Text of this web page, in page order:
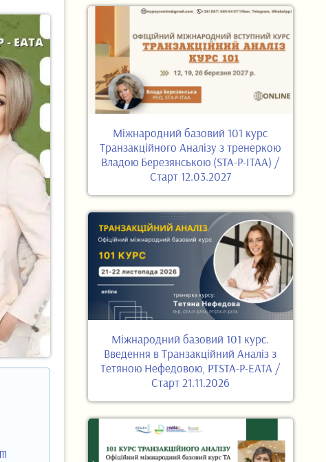
Міжнародний базовий 101 курс
Транзакційного Аналізу з тренеркою
Владою Березянською (STA-P-ITAA) /
Старт 12.03.2027
Міжнародний базовий 101 курс.
Введення в Транзакційний Аналіз з
Тетяною Нефедовою, PTSTA-P-EATA /
Старт 21.11.2026